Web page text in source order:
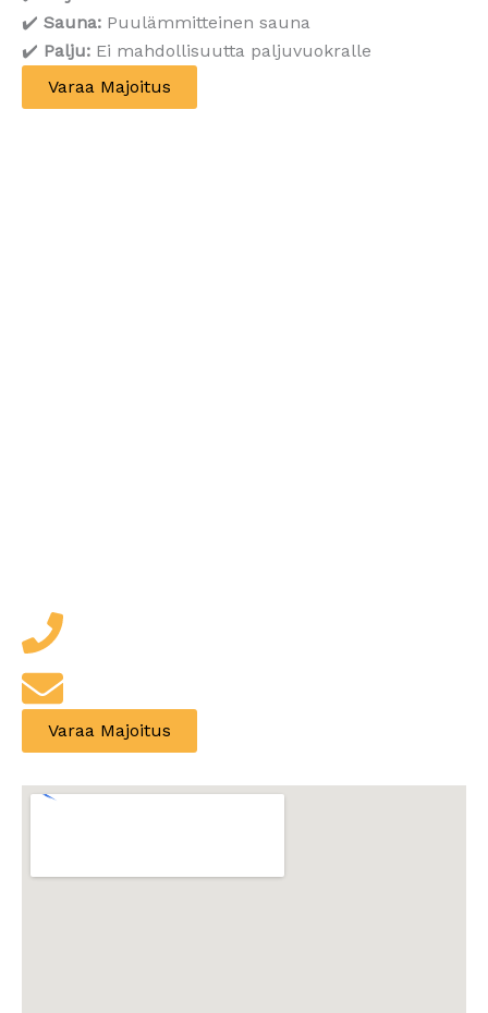
✔️ Sauna: Puulämmitteinen sauna
✔️ Palju: Ei mahdollisuutta paljuvuokralle
Varaa Majoitus
Varaa Majoitus